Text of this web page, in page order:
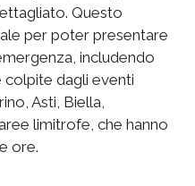
Questo
per poter presentare
includendo
dagli eventi
Asti, Biella,
limitrofe, che hanno
ore.